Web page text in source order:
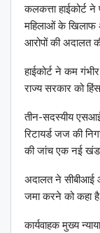
कलकत्ता हाईकोर्ट ने
महिलाओं के खिलाफ
आरोपों की अदालत
हाईकोर्ट ने कम
राज्य सरकार को
तीन-सदस्यीय
रिटायर्ड जज की
की जांच एक नई
अदालत ने सीबीआई
जमा करने को कहा
कार्यवाहक मुख्य